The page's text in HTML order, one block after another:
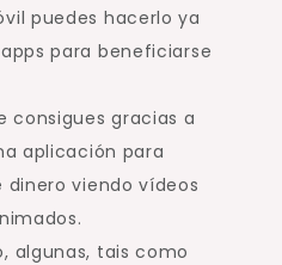
puedes hacerlo ya
para beneficiarse
consigues gracias a
aplicación para
dinero viendo vídeos
algunas, tais como